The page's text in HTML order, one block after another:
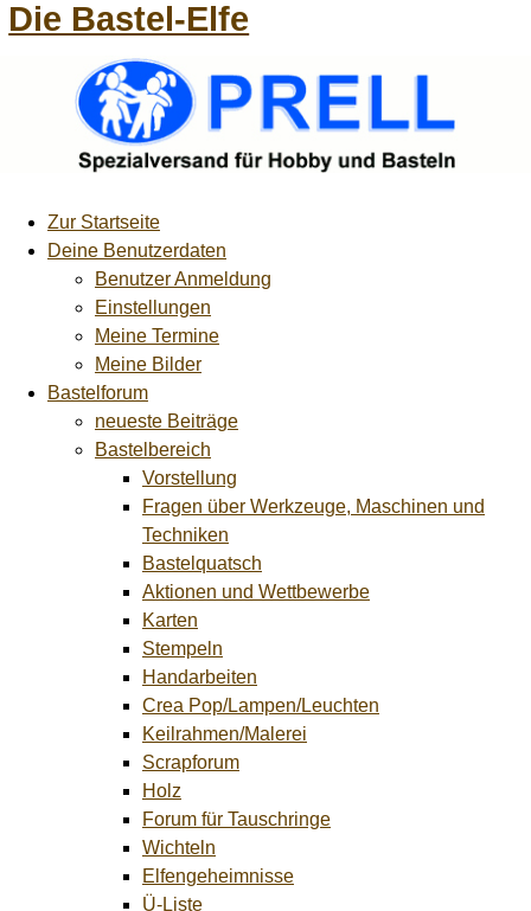
Die Bastel-Elfe
Zur Startseite
Deine Benutzerdaten
Benutzer Anmeldung
Einstellungen
Meine Termine
Meine Bilder
Bastelforum
neueste Beiträge
Bastelbereich
Vorstellung
Fragen über Werkzeuge, Maschinen und
Techniken
Bastelquatsch
Aktionen und Wettbewerbe
Karten
Stempeln
Handarbeiten
Crea Pop/Lampen/Leuchten
Keilrahmen/Malerei
Scrapforum
Holz
Forum für Tauschringe
Wichteln
Elfengeheimnisse
Ü-Liste